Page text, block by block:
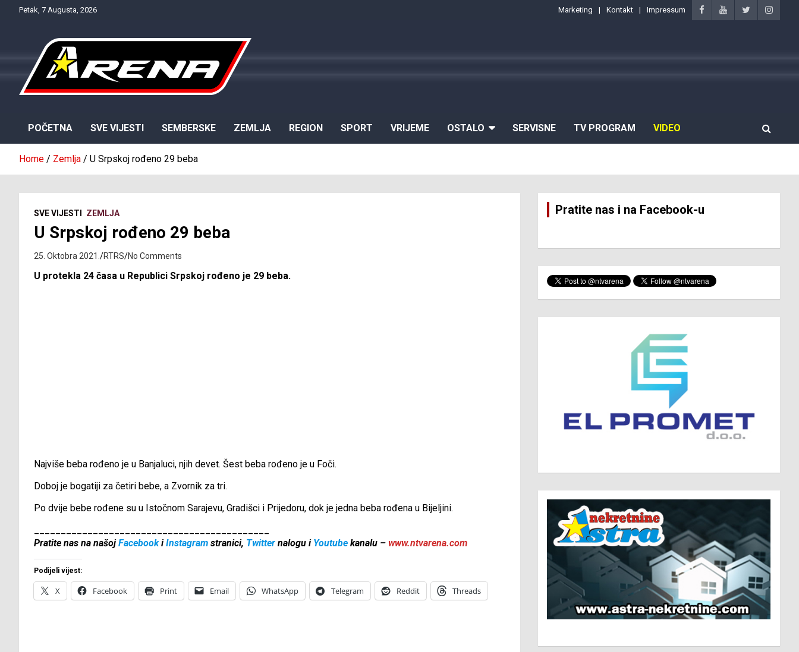
Petak, 7 Augusta, 2026 Marketing Kontakt Impressum
POČETNA SVE VIJESTI SEMBERSKE ZEMLJA REGION SPORT VRIJEME OSTALO SERVISNE TV PROGRAM VIDEO
Home Zemlja U Srpskoj rođeno 29 beba
SVE VIJESTI ZEMLJA
U Srpskoj rođeno 29 beba
25. Oktobra 2021. RTRS No Comments
U protekla 24 časa u Republici Srpskoj rođeno je 29 beba.
Najviše beba rođeno je u Banjaluci, njih devet. Šest beba rođeno je u Foči.
Doboj je bogatiji za četiri bebe, a Zvornik za tri.
Po dvije bebe rođene su u Istočnom Sarajevu, Gradišci i Prijedoru, dok je jedna beba rođena u Bijeljini.
Pratite nas na našojFacebookiInstagram stranici, Twitter nalogu i Youtube kanalu – www.ntvarena.com
Podijeli vijest:
X Facebook Print Email WhatsApp Telegram Reddit Threads
Pratite nas i na Facebook-u